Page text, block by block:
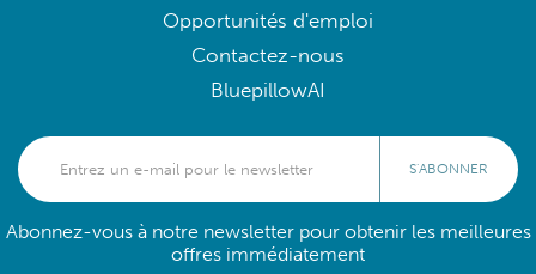
Opportunités d'emploi
Contactez-nous
BluepillowAI
S'ABONNER
Abonnez-vous à notre newsletter pour obtenir les meilleures
offres immédiatement